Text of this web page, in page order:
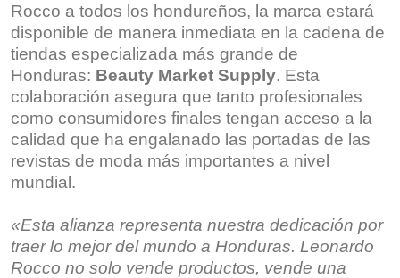
Rocco a todos los hondureños, la marca estará
disponible de manera inmediata en la cadena de
tiendas especializada más grande de
Honduras: Beauty Market Supply. Esta
colaboración asegura que tanto profesionales
como consumidores finales tengan acceso a la
calidad que ha engalanado las portadas de las
revistas de moda más importantes a nivel
mundial.
«Esta alianza representa nuestra dedicación por
traer lo mejor del mundo a Honduras. Leonardo
Rocco no solo vende productos, vende una